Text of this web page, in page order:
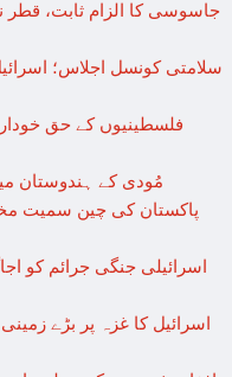
سلامتی کونسل اجلاس؛
فلسطینیوں کے حق
مُودی کے ہندوستان
اسرائیلی جنگی جرائم کو
اسرائیل کا غزہ پر بڑے